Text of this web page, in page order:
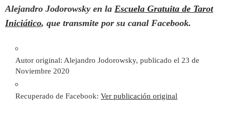
Alejandro Jodorowsky en la Escuela Gratuita de Tarot
Iniciático, que transmite por su canal Facebook.
Autor original: Alejandro Jodorowsky, publicado el 23 de
Noviembre 2020
Recuperado de Facebook: Ver publicación original